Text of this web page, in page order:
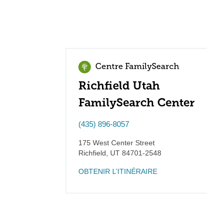
Centre FamilySearch
Richfield Utah
FamilySearch Center
(435) 896-8057
175 West Center Street
Richfield
UT 84701-2548
OBTENIR L’ITINÉRAIRE